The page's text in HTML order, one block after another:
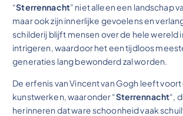
“Sterrennacht” niet alleen een landschap
maar ook zijn innerlijke gevoelens en
schilderij blijft mensen over de hele wereld
intrigeren, waardoor het een tijdloos
generaties lang bewonderd zal worden.
De erfenis van Vincent van Gogh leeft voort
kunstwerken, waaronder “Sterrennacht“,
herinneren dat ware schoonheid vaak